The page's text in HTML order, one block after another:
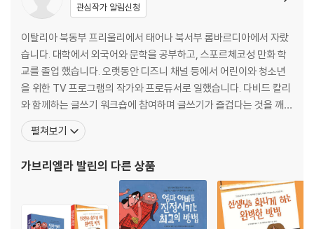
관심작가 알림신청
이탈리아 북동부 프리울리에서 태어나 북서부 롬바르디아에서 자랐
습니다. 대학에서 외국어와 문학을 공부하고, 스포르체코성 만화 학
교를 졸업 했습니다. 오랫동안 디즈니 채널 등에서 어린이와 청소년
을 위한 TV 프로그램의 작가와 프로듀서로 일했습니다. 다비드 칼리
와 함께하는 글쓰기 워크숍에 참여하며 글쓰기가 즐겁다는 것을 깨닫
게 되었습니다. 지금은 프리랜서로 창작 활동과 영상 제작에 참여하
고 있습니다. 그림 그리기를 좋아하고, 여행하고, 현실 세계에서 영감
『네가 잠잘 때』는 프랑스에서 출간되었고, 이 책은 두 번째 그림책
펼쳐보기
가브리엘라 발린의 다른 상품